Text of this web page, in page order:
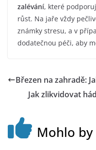
zalévání, které
růst. Na jaře vždy
známky stresu, a v
dodatečnou péči, aby
Březen na zahradě:
Jak zlikvidovat
Mohlo